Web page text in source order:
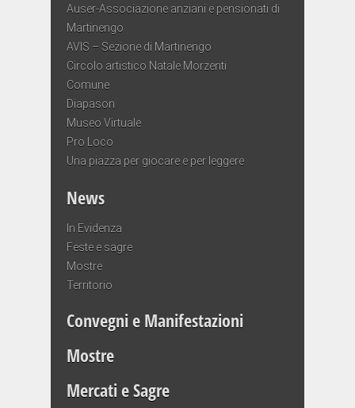
Auser-Associazione anziani e pensionati di
Martinengo
AVIS – Sezione di Martinengo
Circolo artistico Natale Morzenti
Comune
Diapason
Museo Virtuale
Pro Loco
Una piazza per giocare e per leggere
News
In Evidenza
Feste e sagre
Mostre
Territorio
Convegni e Manifestazioni
Mostre
Mercati e Sagre